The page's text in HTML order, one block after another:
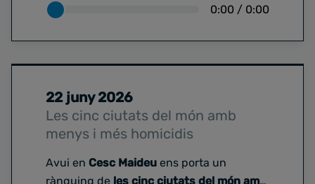
0:00 / 0:00
22 juny 2026
Les cinc ciutats del món amb
menys i més homicidis
Avui en Cesc Maideu ens porta un
rànquing de les cinc ciutats del món amb